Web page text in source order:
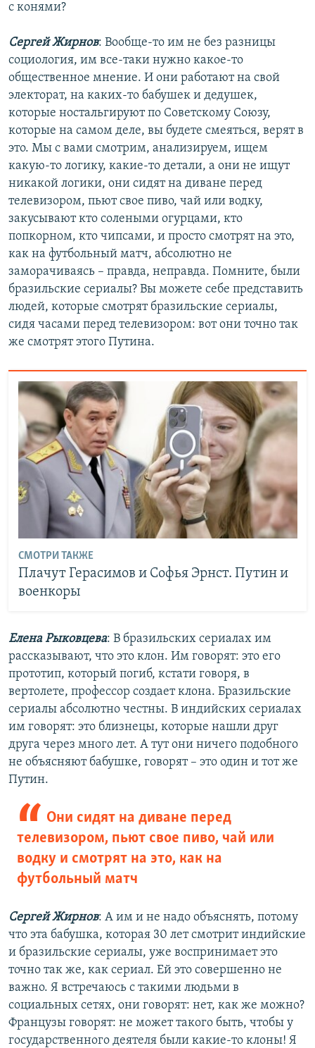
с конями?
Сергей Жирнов: Вообще-то им не без разницы
социология, им все-таки нужно какое-то
общественное мнение. И они работают на свой
электорат, на каких-то бабушек и дедушек,
которые ностальгируют по Советскому Союзу,
которые на самом деле, вы будете смеяться, верят в
это. Мы с вами смотрим, анализируем, ищем
какую-то логику, какие-то детали, а они не ищут
никакой логики, они сидят на диване перед
телевизором, пьют свое пиво, чай или водку,
закусывают кто солеными огурцами, кто
попкорном, кто чипсами, и просто смотрят на это,
как на футбольный матч, абсолютно не
заморачиваясь – правда, неправда. Помните, были
бразильские сериалы? Вы можете себе представить
людей, которые смотрят бразильские сериалы,
сидя часами перед телевизором: вот они точно так
же смотрят этого Путина.
СМОТРИ ТАКЖЕ
Плачут Герасимов и Софья Эрнст. Путин и
военкоры
Елена Рыковцева: В бразильских сериалах им
рассказывают, что это клон. Им говорят: это его
прототип, который погиб, кстати говоря, в
вертолете, профессор создает клона. Бразильские
сериалы абсолютно честны. В индийских сериалах
им говорят: это близнецы, которые нашли друг
друга через много лет. А тут они ничего подобного
не объясняют бабушке, говорят – это один и тот же
Путин.
Они сидят на диване перед
телевизором, пьют свое пиво, чай или
водку и смотрят на это, как на
футбольный матч
Сергей Жирнов: А им и не надо объяснять, потому
что эта бабушка, которая 30 лет смотрит индийские
и бразильские сериалы, уже воспринимает это
точно так же, как сериал. Ей это совершенно не
важно. Я встречаюсь с такими людьми в
социальных сетях, они говорят: нет, как же можно?
Французы говорят: не может такого быть, чтобы у
государственного деятеля были какие-то клоны! Я